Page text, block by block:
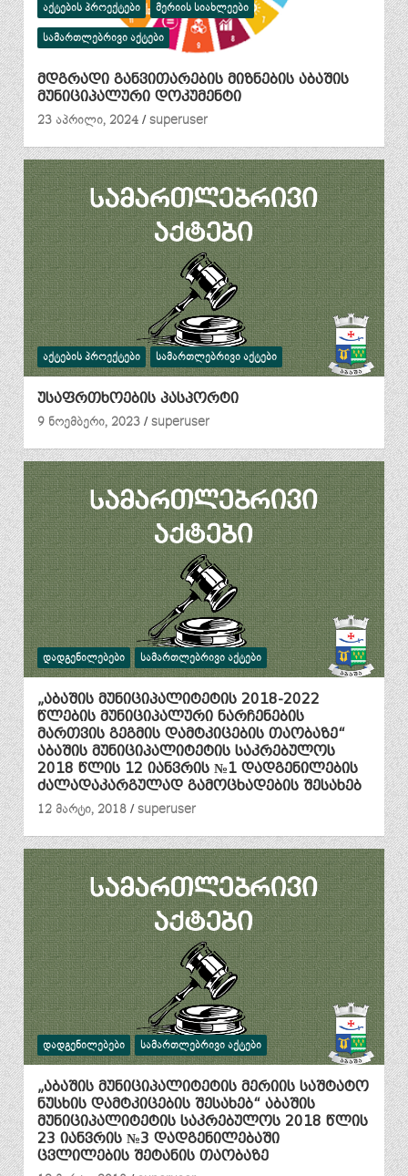
ᲐᲥᲢᲔᲑᲘᲡ ᲞᲠᲝᲔᲥᲢᲔᲑᲘ ᲛᲔᲠᲘᲘᲡ ᲡᲘᲐᲮᲚᲔᲔᲑᲘ
ᲡᲐᲛᲐᲠᲗᲚᲔᲑᲠᲘᲕᲘ ᲐᲥᲢᲔᲑᲘ
მდგრადი განვითარების მიზნების აბაშის
მუნიციპალური დოკუმენტი
23 აპრილი, 2024
superuser
ᲐᲥᲢᲔᲑᲘᲡ ᲞᲠᲝᲔᲥᲢᲔᲑᲘ ᲡᲐᲛᲐᲠᲗᲚᲔᲑᲠᲘᲕᲘ ᲐᲥᲢᲔᲑᲘ
უსაფრთხოების პასპორტი
9 ნოემბერი, 2023
superuser
ᲓᲐᲓᲒᲔᲜᲘᲚᲔᲑᲔᲑᲘ ᲡᲐᲛᲐᲠᲗᲚᲔᲑᲠᲘᲕᲘ ᲐᲥᲢᲔᲑᲘ
„აბაშის მუნიციპალიტეტის 2018-2022
წლების მუნიციპალური ნარჩენების
მართვის გეგმის დამტკიცების თაობაზე“
აბაშის მუნიციპალიტეტის საკრებულოს
2018 წლის 12 იანვრის №1 დადგენილების
ძალადაკარგულად გამოცხადების შესახებ
12 მარტი, 2018
superuser
ᲓᲐᲓᲒᲔᲜᲘᲚᲔᲑᲔᲑᲘ ᲡᲐᲛᲐᲠᲗᲚᲔᲑᲠᲘᲕᲘ ᲐᲥᲢᲔᲑᲘ
„აბაშის მუნიციპალიტეტის მერიის საშტატო
ნუსხის დამტკიცების შესახებ“ აბაშის
მუნიციპალიტეტის საკრებულოს 2018 წლის
23 იანვრის №3 დადგენილებაში
ცვლილების შეტანის თაობაზე